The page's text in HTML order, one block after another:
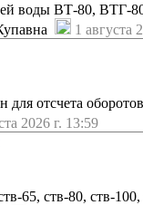
воды ВТ-80, ВТГ-
1 августа
отсчета
2026 г. 13:59
65, ств-80, ств-100,